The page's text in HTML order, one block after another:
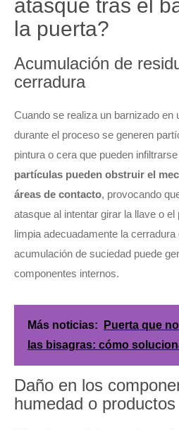
atasque tras el
la puerta?
Acumulación de
cerradura
Cuando se realiza un barnizado en
durante el proceso se generen
pintura o cera que pueden
partículas pueden obstruir el
áreas de contacto, provocando
atasque al intentar girar la llave o
limpia adecuadamente la
acumulación de suciedad puede
componentes internos.
Más noticias:
Puerta que
las bisagras: cómo
Daño en los
humedad o